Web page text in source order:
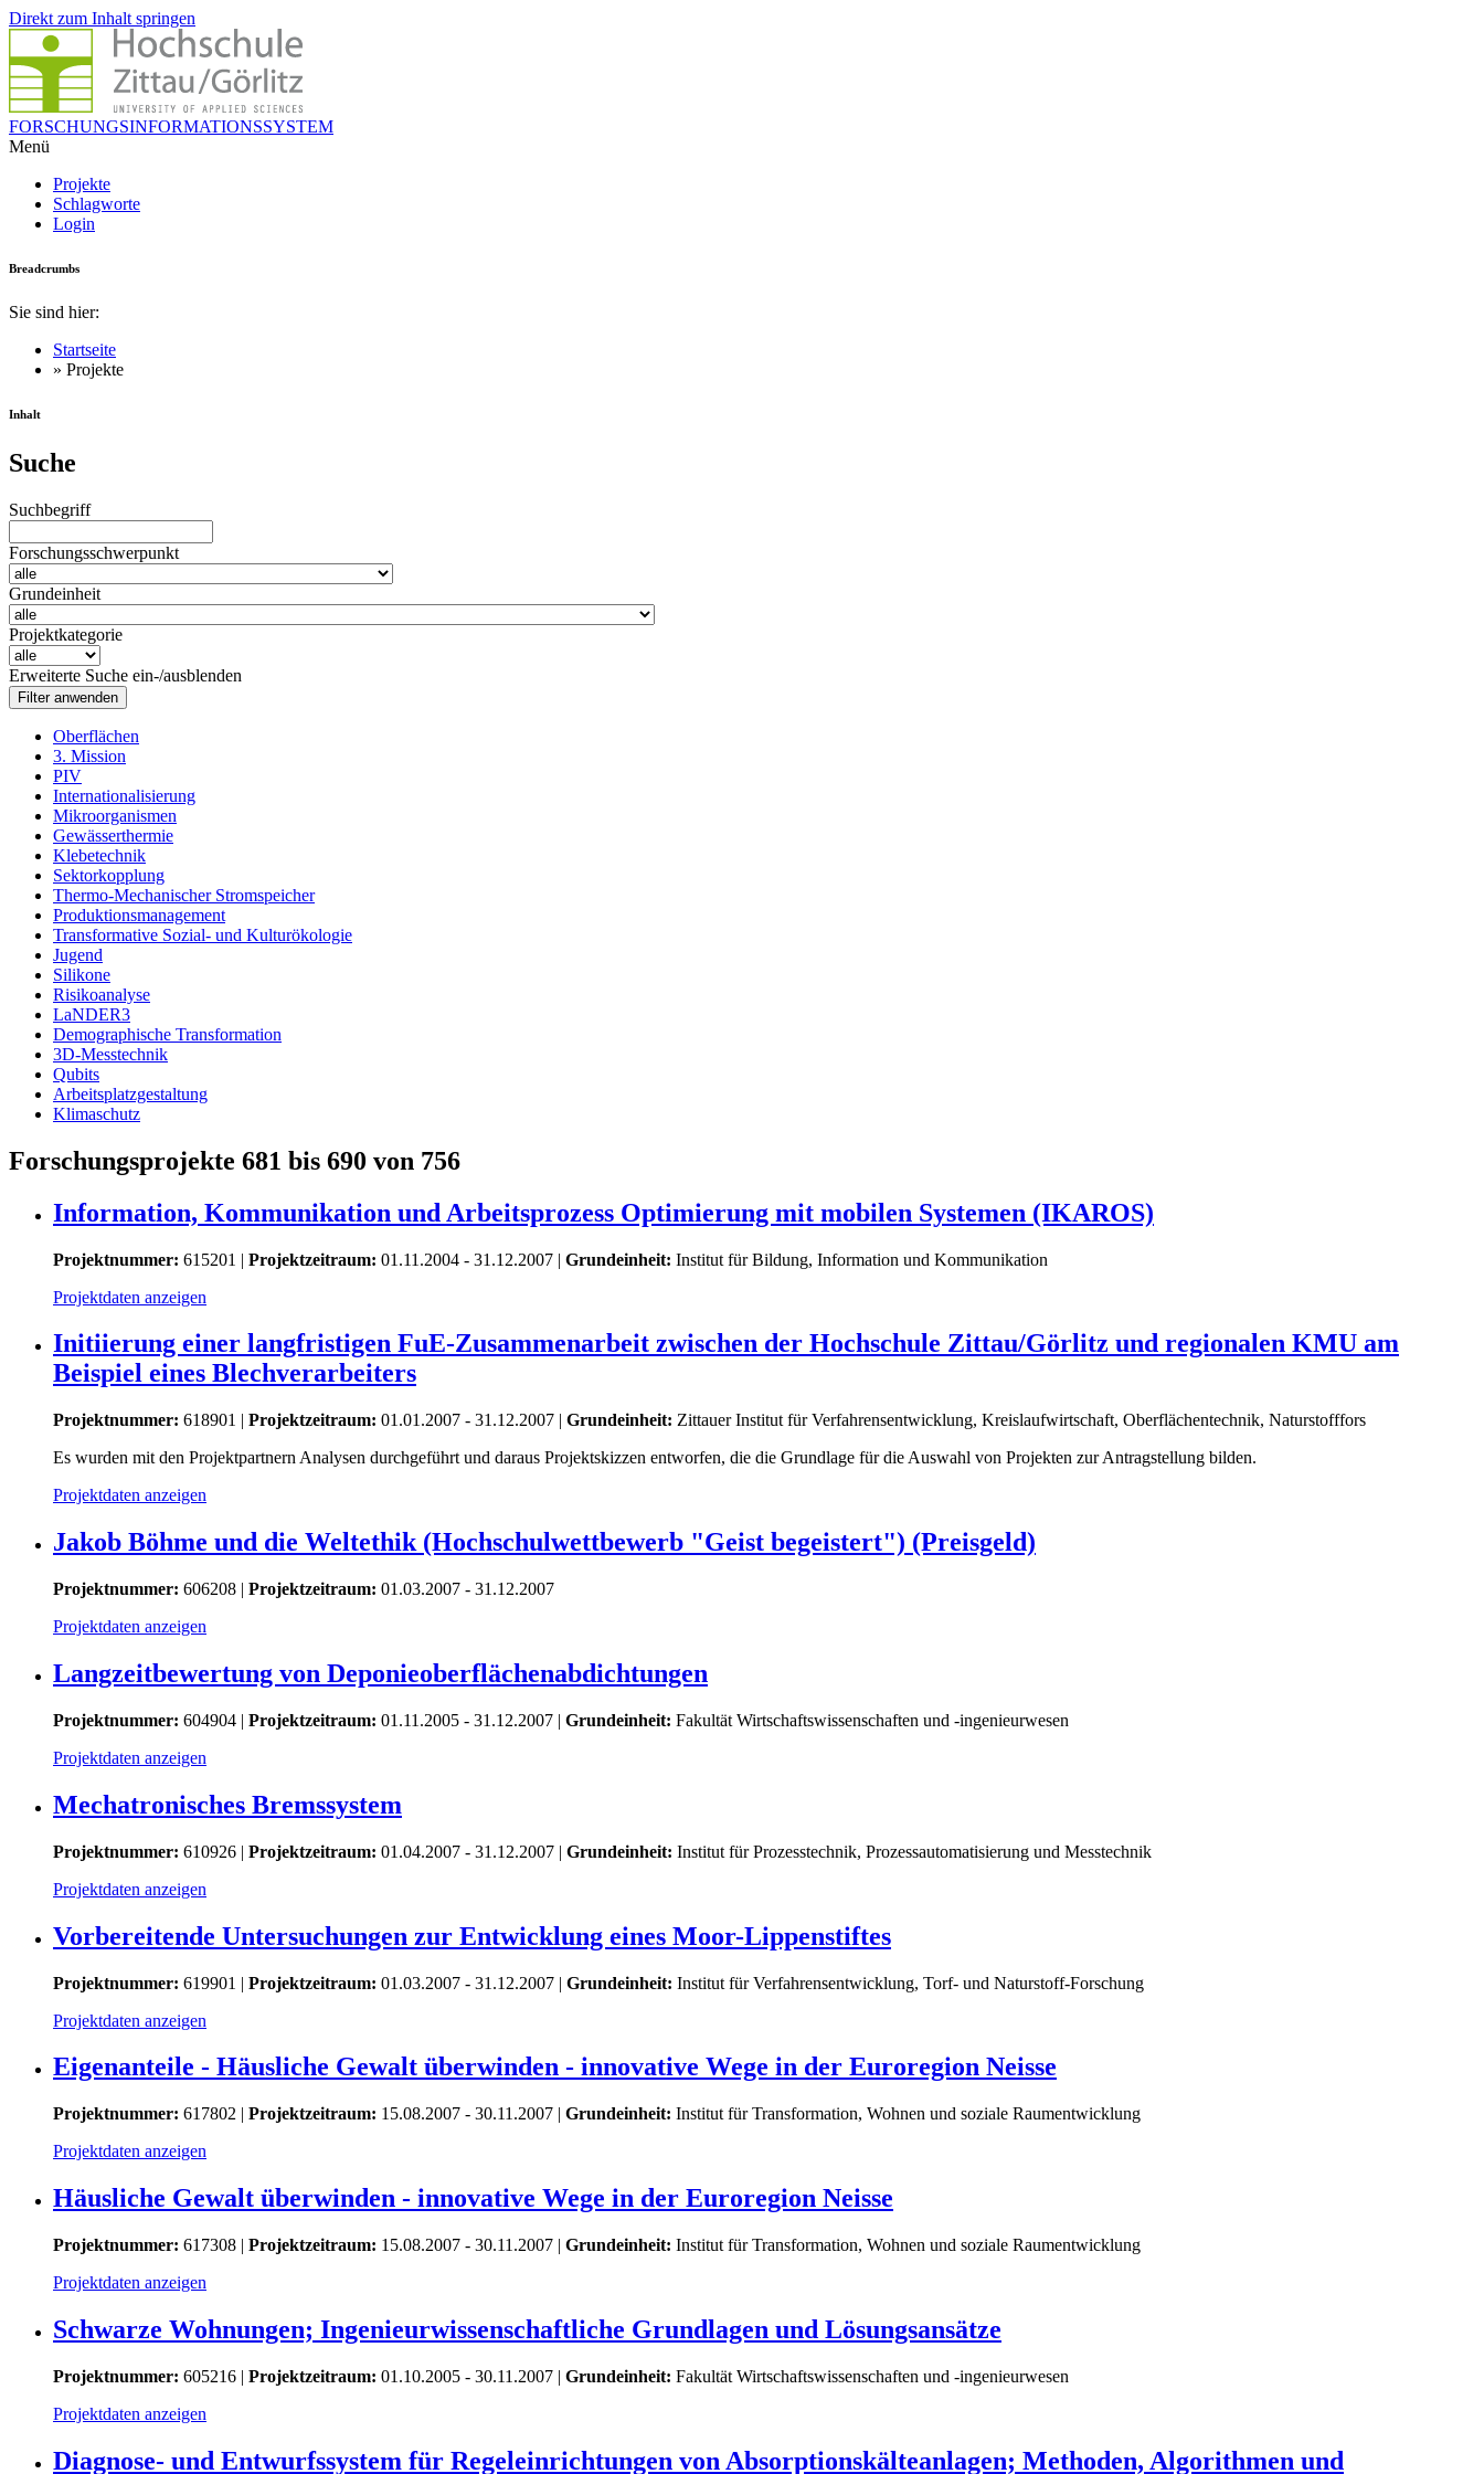
Direkt zum Inhalt springen
FORSCHUNGSINFORMATIONSSYSTEM
Menü
Projekte
Schlagworte
Login
Breadcrumbs
Sie sind hier:
Startseite
» Projekte
Inhalt
Suche
Suchbegriff
Forschungsschwerpunkt
Grundeinheit
Projektkategorie
Erweiterte Suche ein-/ausblenden
Oberflächen
3. Mission
PIV
Internationalisierung
Mikroorganismen
Gewässerthermie
Klebetechnik
Sektorkopplung
Thermo-Mechanischer Stromspeicher
Produktionsmanagement
Transformative Sozial- und Kulturökologie
Jugend
Silikone
Risikoanalyse
LaNDER3
Demographische Transformation
3D-Messtechnik
Qubits
Arbeitsplatzgestaltung
Klimaschutz
Forschungsprojekte 681 bis 690 von 756
Information, Kommunikation und Arbeitsprozess Optimierung mit mobilen Systemen (IKAROS)
Projektnummer: 615201 | Projektzeitraum: 01.11.2004 - 31.12.2007 | Grundeinheit: Institut für Bildung, Information und Kommunikation
Projektdaten anzeigen
Initiierung einer langfristigen FuE-Zusammenarbeit zwischen der Hochschule Zittau/Görlitz und regionalen KMU am
Beispiel eines Blechverarbeiters
Projektnummer: 618901 | Projektzeitraum: 01.01.2007 - 31.12.2007 | Grundeinheit: Zittauer Institut für Verfahrensentwicklung, Kreislaufwirtschaft, Oberflächentechnik, Naturstofffors
Es wurden mit den Projektpartnern Analysen durchgeführt und daraus Projektskizzen entworfen, die die Grundlage für die Auswahl von Projekten zur Antragstellung bilden.
Projektdaten anzeigen
Jakob Böhme und die Weltethik (Hochschulwettbewerb "Geist begeistert") (Preisgeld)
Projektnummer: 606208 | Projektzeitraum: 01.03.2007 - 31.12.2007
Projektdaten anzeigen
Langzeitbewertung von Deponieoberflächenabdichtungen
Projektnummer: 604904 | Projektzeitraum: 01.11.2005 - 31.12.2007 | Grundeinheit: Fakultät Wirtschaftswissenschaften und -ingenieurwesen
Projektdaten anzeigen
Mechatronisches Bremssystem
Projektnummer: 610926 | Projektzeitraum: 01.04.2007 - 31.12.2007 | Grundeinheit: Institut für Prozesstechnik, Prozessautomatisierung und Messtechnik
Projektdaten anzeigen
Vorbereitende Untersuchungen zur Entwicklung eines Moor-Lippenstiftes
Projektnummer: 619901 | Projektzeitraum: 01.03.2007 - 31.12.2007 | Grundeinheit: Institut für Verfahrensentwicklung, Torf- und Naturstoff-Forschung
Projektdaten anzeigen
Eigenanteile - Häusliche Gewalt überwinden - innovative Wege in der Euroregion Neisse
Projektnummer: 617802 | Projektzeitraum: 15.08.2007 - 30.11.2007 | Grundeinheit: Institut für Transformation, Wohnen und soziale Raumentwicklung
Projektdaten anzeigen
Häusliche Gewalt überwinden - innovative Wege in der Euroregion Neisse
Projektnummer: 617308 | Projektzeitraum: 15.08.2007 - 30.11.2007 | Grundeinheit: Institut für Transformation, Wohnen und soziale Raumentwicklung
Projektdaten anzeigen
Schwarze Wohnungen; Ingenieurwissenschaftliche Grundlagen und Lösungsansätze
Projektnummer: 605216 | Projektzeitraum: 01.10.2005 - 30.11.2007 | Grundeinheit: Fakultät Wirtschaftswissenschaften und -ingenieurwesen
Projektdaten anzeigen
Diagnose- und Entwurfssystem für Regeleinrichtungen von Absorptionskälteanlagen; Methoden, Algorithmen und